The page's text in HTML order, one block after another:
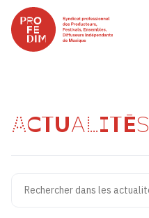
ACTUALITÉS
Recherche